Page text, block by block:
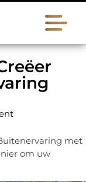
met
om uw